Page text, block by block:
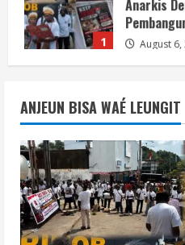
1 August 6,
2
BMP
Persatuan
Berita
Perang
Publik
Digital
ANJEUN BISA WAÉ LEUNGIT